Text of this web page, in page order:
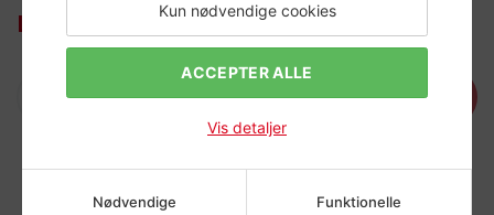
Kun nødvendige cookies
ACCEPTER ALLE
Vis detaljer
Nødvendige Funktionelle
Log ind for at se priser
Læg i kurv